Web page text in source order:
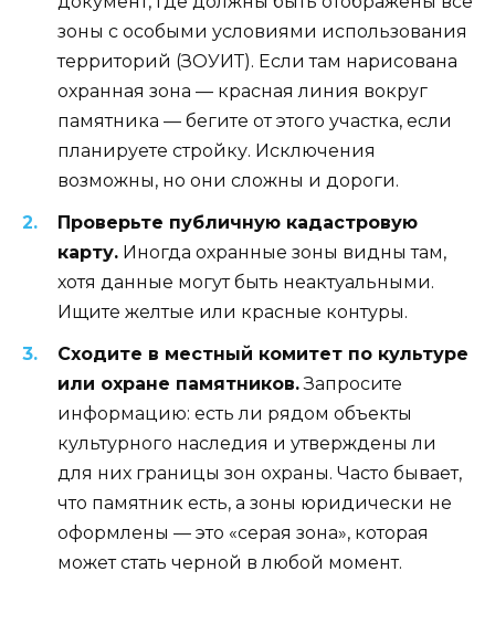
зоны с особыми условиями использования
территорий (ЗОУИТ). Если там нарисована
охранная зона — красная линия вокруг
памятника — бегите от этого участка, если
планируете стройку. Исключения
возможны, но они сложны и дороги.
Проверьте публичную кадастровую
карту. Иногда охранные зоны видны там,
хотя данные могут быть неактуальными.
Ищите желтые или красные контуры.
Сходите в местный комитет по культуре
или охране памятников.Запросите
информацию: есть ли рядом объекты
культурного наследия и утверждены ли
для них границы зон охраны. Часто бывает,
что памятник есть, а зоны юридически не
оформлены — это «серая зона», которая
может стать черной в любой момент.